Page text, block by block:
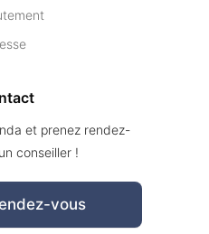
et prenez rendez-
conseiller !
vous